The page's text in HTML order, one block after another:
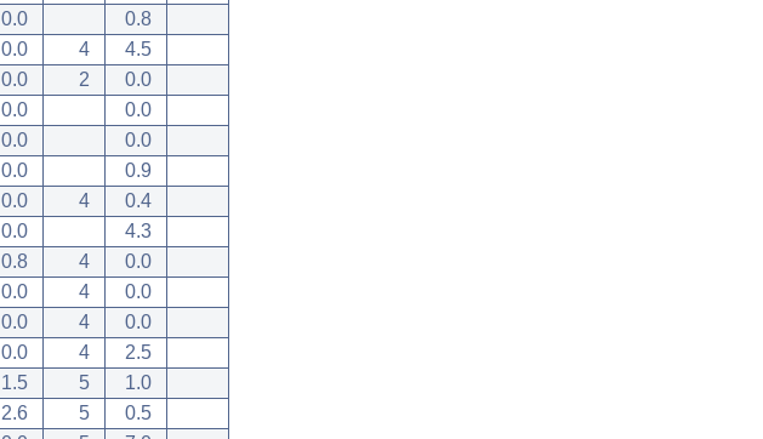
0.0
0.8
0.0 4
4.5
0.0 2
0.0
0.0
0.0
0.0
0.0
0.0
0.9
0.0 4
0.4
0.0
4.3
0.8 4
0.0
0.0 4
0.0
0.0 4
0.0
0.0 4
2.5
1.5 5
1.0
2.6 5
0.5